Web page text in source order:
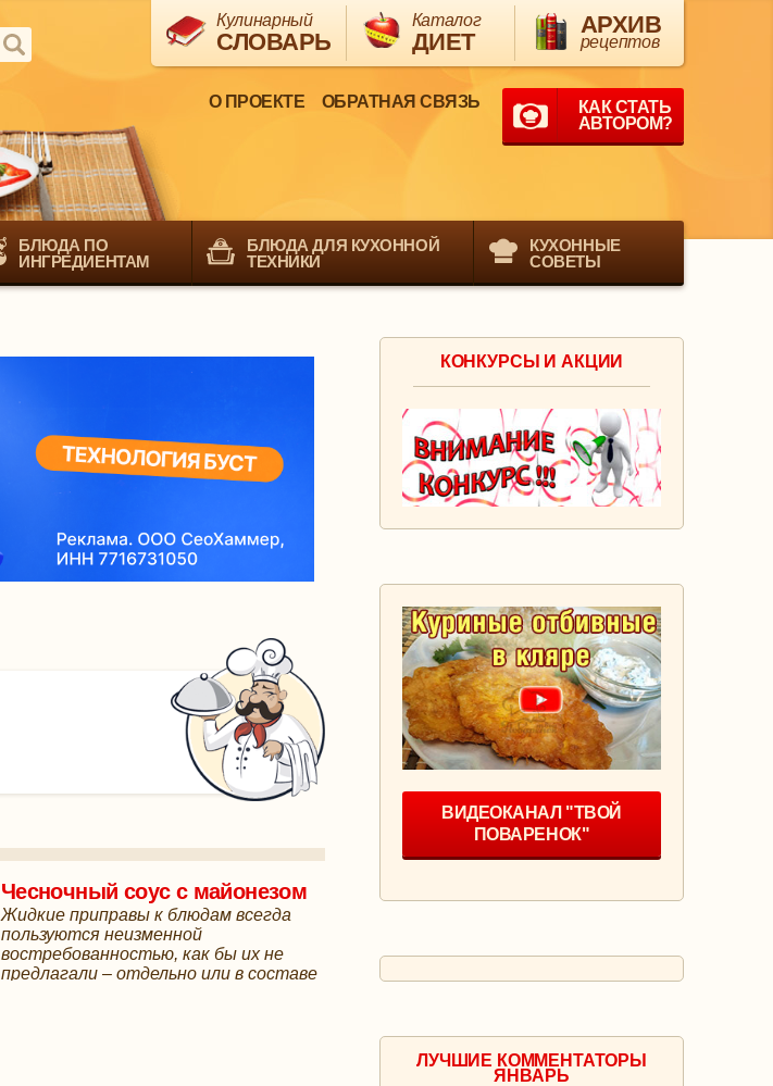
Кулинарный
СЛОВАРЬ
Каталог
ДИЕТ
АРХИВ
рецептов
КАК СТАТЬ
АВТОРОМ?
ОБРАТНАЯ СВЯЗЬ
О ПРОЕКТЕ
БЛЮДА ПО
ИНГРЕДИЕНТАМ
КУХОННЫЕ
СОВЕТЫ
БЛЮДА ДЛЯ КУХОННОЙ
ТЕХНИКИ
Чесночный соус с майонезом
Жидкие приправы к блюдам всегда
пользуются неизменной
востребованностью, как бы их не
предлагали – отдельно или в составе
КОНКУРСЫ И АКЦИИ
ВИДЕОКАНАЛ "ТВОЙ
ПОВАРЕНОК"
ЛУЧШИЕ КОММЕНТАТОРЫ
ЯНВАРЬ